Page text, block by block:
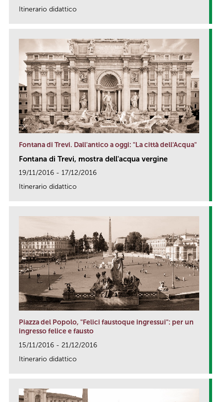
Itinerario didattico
Fontana di Trevi. Dall'antico a oggi: "La città dell'Acqua"
Fontana di Trevi, mostra dell'acqua vergine
19/11/2016 - 17/12/2016
Itinerario didattico
Piazza del Popolo, "Felici faustoque ingressui": per un
ingresso felice e fausto
15/11/2016 - 21/12/2016
Itinerario didattico